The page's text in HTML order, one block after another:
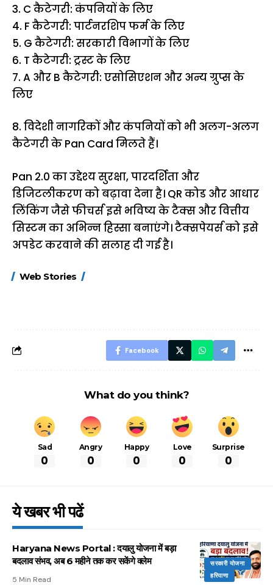
3. C कैटेगरी: कंपनियों के लिए
4. F कैटेगरी: पार्टनरशिप फर्म के लिए
5. G कैटेगरी: सरकारी विभागों के लिए
6. T कैटेगरी: ट्रस्ट के लिए
7. A और B कैटेगरी: एसोसिएशन और अन्य ग्रुप्स के
लिए
8. विदेशी नागरिकों और कंपनियों को भी अलग-अलग
कैटेगरी के Pan Card मिलते हैं।
Pan 2.0 का उद्देश्य सुरक्षा, पारदर्शिता और
डिजिटलीकरण को बढ़ावा देना है। QR कोड और आधार
लिंकिंग जैसे फीचर्स इसे भविष्य के टैक्स और वित्तीय
सिस्टम का अभिन्न हिस्सा बनाएंगे। टैक्सपेयर्स को इसे
अपडेट करवाने की सलाह दी गई है।
Web Stories
FASTag के ये नए
Facebook
What do you think?
Sad
0
Angry
0
Happy
0
Love
0
Surprise
0
ये खबर भी पढें
सरकारी योजना
हरियाणा
Haryana News Portal : दयालु योजना में बड़ा
बदलाव संभव, अब 6 महीने तक कर सकेंगे क्लेम
5 Min Read